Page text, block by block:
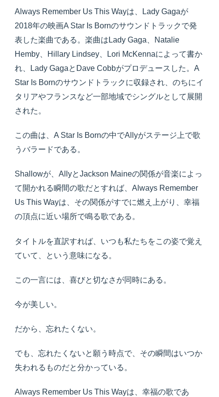
Always Remember Us This Wayは、Lady Gagaが
2018年の映画A Star Is Bornのサウンドトラックで発
表した楽曲である。楽曲はLady Gaga、Natalie
Hemby、Hillary Lindsey、Lori McKennaによって書か
れ、Lady GagaとDave Cobbがプロデュースした。A
Star Is Bornのサウンドトラックに収録され、のちにイ
タリアやフランスなど一部地域でシングルとして展開
された。
この曲は、A Star Is Bornの中でAllyがステージ上で歌
うバラードである。
Shallowが、AllyとJackson Maineの関係が音楽によっ
て開かれる瞬間の歌だとすれば、Always Remember
Us This Wayは、その関係がすでに燃え上がり、幸福
の頂点に近い場所で鳴る歌である。
タイトルを直訳すれば、いつも私たちをこの姿で覚え
ていて、という意味になる。
この一言には、喜びと切なさが同時にある。
今が美しい。
だから、忘れたくない。
でも、忘れたくないと願う時点で、その瞬間はいつか
失われるものだと分かっている。
Always Remember Us This Wayは、幸福の歌であ